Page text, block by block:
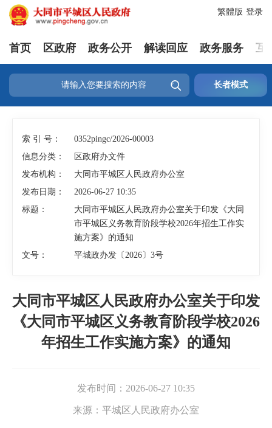
登录
繁體版
首页 区政府 政务公开 解读回应 政务服务 互
 长者模式
索 引 号：
0352pingc/2026-00003
信息分类：
区政府办文件
发布机构：
大同市平城区人民政府办公室
发布日期：
2026-06-27 10:35
标题：
大同市平城区人民政府办公室关于印发《大同
市平城区义务教育阶段学校2026年招生工作实
施方案》的通知
文号：
平城政办发〔2026〕3号
大同市平城区人民政府办公室关于印发
《大同市平城区义务教育阶段学校2026
年招生工作实施方案》的通知
发布时间： 2026-06-27 10:35
来源： 平城区人民政府办公室